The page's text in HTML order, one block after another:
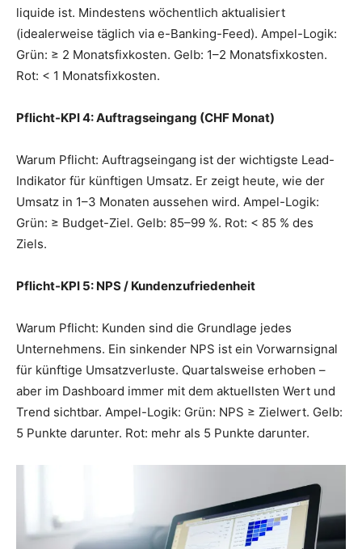
liquide ist. Mindestens wöchentlich aktualisiert
(idealerweise täglich via e-Banking-Feed). Ampel-Logik:
Grün: ≥ 2 Monatsfixkosten. Gelb: 1–2 Monatsfixkosten.
Rot: < 1 Monatsfixkosten.
Pflicht-KPI 4: Auftragseingang (CHF Monat)
Warum Pflicht: Auftragseingang ist der wichtigste Lead-
Indikator für künftigen Umsatz. Er zeigt heute, wie der
Umsatz in 1–3 Monaten aussehen wird. Ampel-Logik:
Grün: ≥ Budget-Ziel. Gelb: 85–99 %. Rot: < 85 % des
Ziels.
Pflicht-KPI 5: NPS / Kundenzufriedenheit
Warum Pflicht: Kunden sind die Grundlage jedes
Unternehmens. Ein sinkender NPS ist ein Vorwarnsignal
für künftige Umsatzverluste. Quartalsweise erhoben –
aber im Dashboard immer mit dem aktuellsten Wert und
Trend sichtbar. Ampel-Logik: Grün: NPS ≥ Zielwert. Gelb:
5 Punkte darunter. Rot: mehr als 5 Punkte darunter.